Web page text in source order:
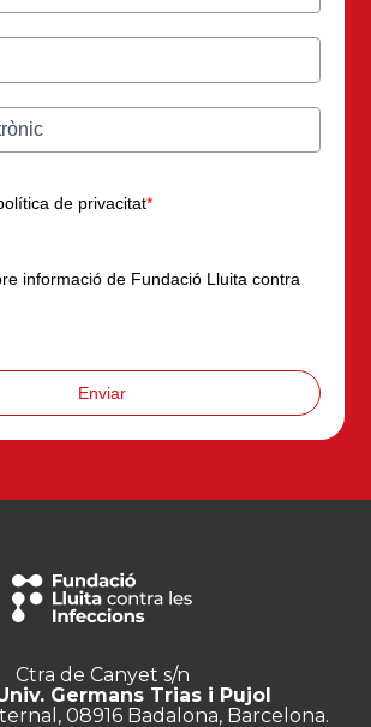
de privacitat*
informació de Fundació Lluita contra
Enviar
Ctra de Canyet s/n
Germans Trias i Pujol
08916 Badalona, Barcelona.